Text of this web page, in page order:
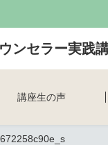
ンセラー実践
講座生の声